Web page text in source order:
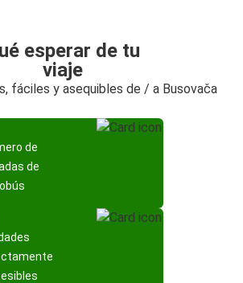
esperar de tu
viaje
fáciles y asequibles de / a Busovača
de
de